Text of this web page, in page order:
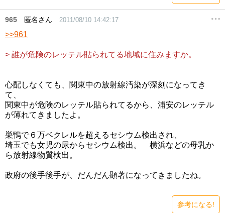
965 匿名さん 2011/08/10 14:42:17
>>961
> 誰が危険のレッテル貼られてる地域に住みますか。
心配しなくても、関東中の放射線汚染が深刻になってき
て、
関東中が危険のレッテル貼られてるから、浦安のレッテル
が薄れてきましたよ。
巣鴨で６万ベクレルを超えるセシウム検出され、
埼玉でも女児の尿からセシウム検出。 横浜などの母乳か
ら放射線物質検出。
政府の後手後手が、だんだん顕著になってきましたね。
参考になる!